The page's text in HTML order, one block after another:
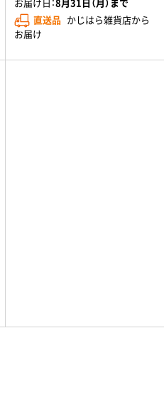
直送品 かじはら雑貨店から
お届け